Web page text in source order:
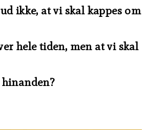
ikke, at vi skal kappes om
hele tiden, men at vi skal